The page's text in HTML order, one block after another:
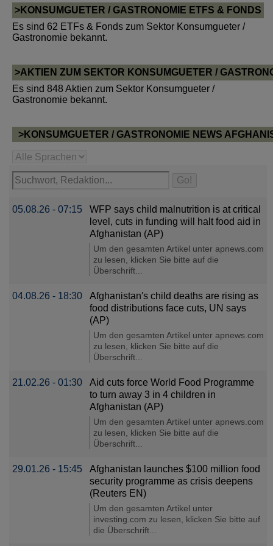
>KONSUMGUETER / GASTRONOMIE ETFS & FONDS
Es sind 62 ETFs & Fonds zum Sektor Konsumgueter /
Gastronomie bekannt.
>AKTIEN ZUM SEKTOR KONSUMGUETER /
Es sind 848 Aktien zum Sektor Konsumgueter /
Gastronomie bekannt.
>KONSUMGUETER / GASTRONOMIE NEWS
05.08.26 - 07:15
WFP says child malnutrition is at critical
level, cuts in funding will halt food aid in
Afghanistan (AP)
Um den gesamten Artikel unter apnews.com
zu lesen, klicken Sie bitte auf die
Überschrift...
04.08.26 - 18:30
Afghanistan′s child deaths are rising as
food distributions face cuts, UN says
(AP)
Um den gesamten Artikel unter apnews.com
zu lesen, klicken Sie bitte auf die
Überschrift...
21.02.26 - 01:30
Aid cuts force World Food Programme
to turn away 3 in 4 children in
Afghanistan (AP)
Um den gesamten Artikel unter apnews.com
zu lesen, klicken Sie bitte auf die
Überschrift...
29.01.26 - 15:45
Afghanistan launches $100 million food
security programme as crisis deepens
(Reuters EN)
Um den gesamten Artikel unter
investing.com zu lesen, klicken Sie bitte auf
die Überschrift...